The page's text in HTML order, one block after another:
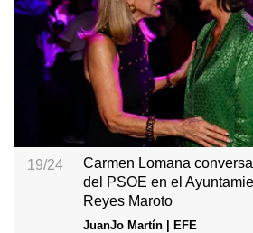
19/24
Carmen Lomana
del PSOE en el
Reyes Maroto
JuanJo Martín | EFE